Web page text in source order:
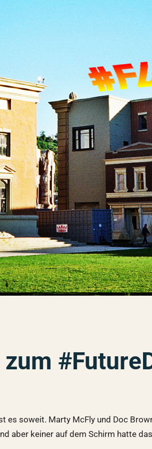
soweit. Marty McFly und Doc
aber keiner auf dem Schirm hatte